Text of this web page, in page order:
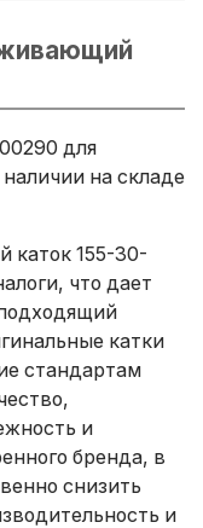
для
на складе
каток 155-30-
что дает
катки
стандартам
и
бренда, в
снизить
и